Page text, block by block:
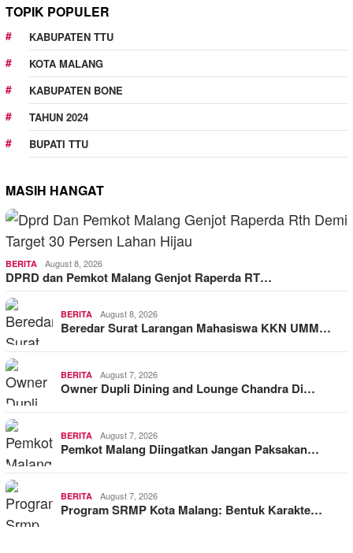
TOPIK POPULER
KABUPATEN TTU
KOTA MALANG
KABUPATEN BONE
TAHUN 2024
BUPATI TTU
MASIH HANGAT
BERITA August 8, 2026
DPRD dan Pemkot Malang Genjot Raperda RT…
BERITA August 8, 2026
Beredar Surat Larangan Mahasiswa KKN UMM…
BERITA August 7, 2026
Owner Dupli Dining and Lounge Chandra Di…
BERITA August 7, 2026
Pemkot Malang Diingatkan Jangan Paksakan…
BERITA August 7, 2026
Program SRMP Kota Malang: Bentuk Karakte…